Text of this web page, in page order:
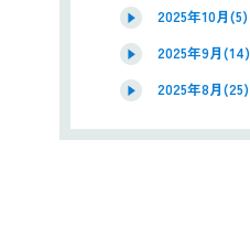
2025年10月(5)
2025年9月(14)
2025年8月(25)